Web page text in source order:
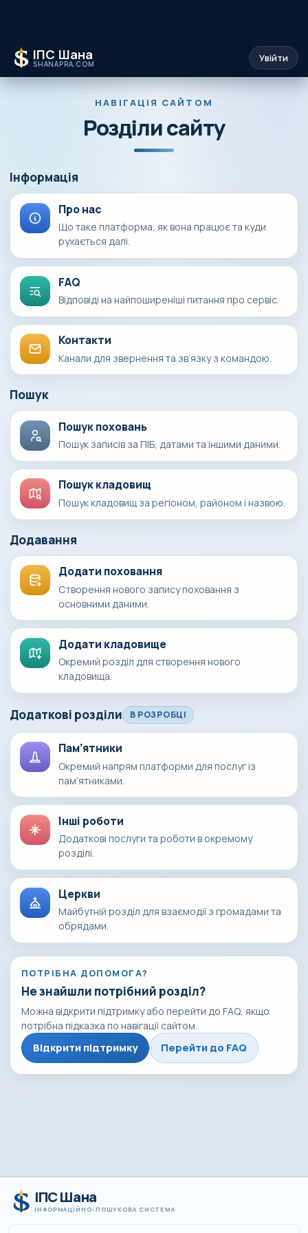
ІПС Шана
SHANAPRA.COM
Увійти
НАВІГАЦІЯ САЙТОМ
Розділи сайту
Інформація
Про нас
Що таке платформа, як вона працює та куди
рухається далі.
FAQ
Відповіді на найпоширеніші питання про сервіс.
Контакти
Канали для звернення та зв’язку з командою.
Пошук
Пошук поховань
Пошук записів за ПІБ, датами та іншими даними.
Пошук кладовищ
Пошук кладовищ за регіоном, районом і назвою.
Додавання
Додати поховання
Створення нового запису поховання з
основними даними.
Додати кладовище
Окремий розділ для створення нового
кладовища.
Додаткові розділи В РОЗРОБЦІ
Пам’ятники
Окремий напрям платформи для послуг із
пам’ятниками.
Інші роботи
Додаткові послуги та роботи в окремому
розділі.
Церкви
Майбутній розділ для взаємодії з громадами та
обрядами.
ПОТРІБНА ДОПОМОГА?
Не знайшли потрібний розділ?
Можна відкрити підтримку або перейти до FAQ, якщо
потрібна підказка по навігації сайтом.
Відкрити підтримку Перейти до FAQ
ІПС Шана
ІНФОРМАЦІЙНО-ПОШУКОВА СИСТЕМА